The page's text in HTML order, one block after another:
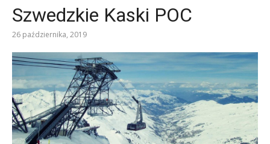
Szwedzkie Kaski POC
26 października, 2019